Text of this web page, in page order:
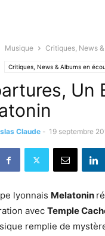
Musique Critiques, News
Critiques, News & Albums en
Un
Claude - 19 septembre
lyonnais Melatonin
avec Temple
remplie de